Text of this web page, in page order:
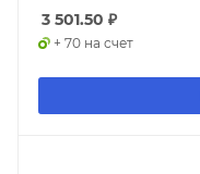
3 501.50 ₽
+ 70 на счет